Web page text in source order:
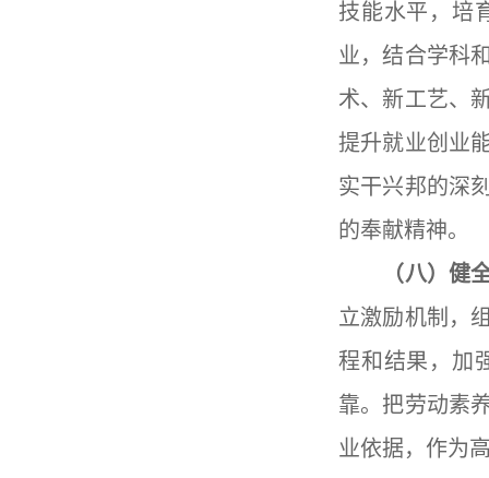
技能水平，培
业，结合学科
术、新工艺、
提升就业创业
实干兴邦的深
的奉献精神。
（八）健
立激励机制，
程和结果，加
靠。把劳动素
业依据，作为